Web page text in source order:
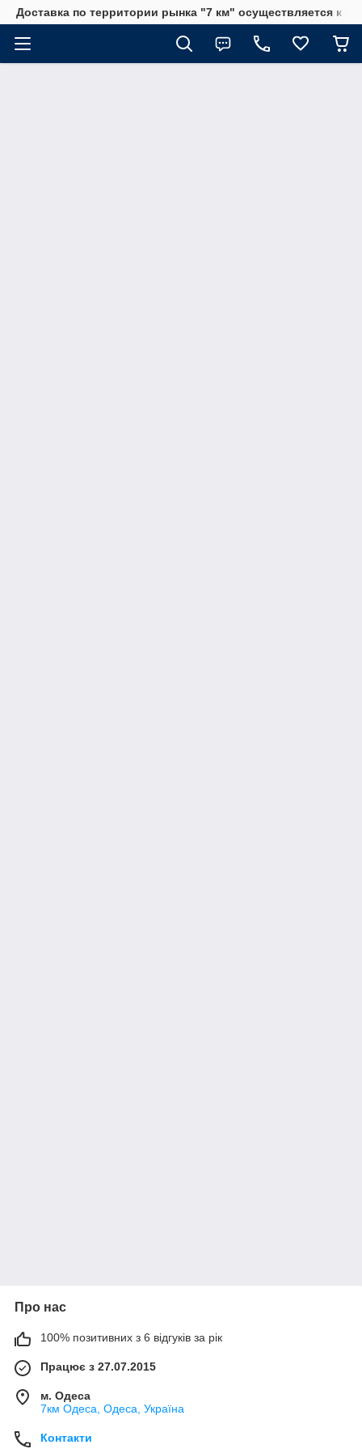
Доставка по территории рынка "7 км" осуществляется к
Про нас
100% позитивних з 6 відгуків за рік
Працює з 27.07.2015
м. Одеса
7км Одеса, Одеса, Україна
Контакти